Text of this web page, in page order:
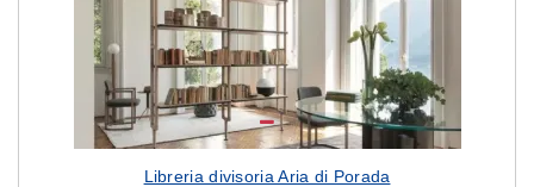
Libreria divisoria Aria di Porada